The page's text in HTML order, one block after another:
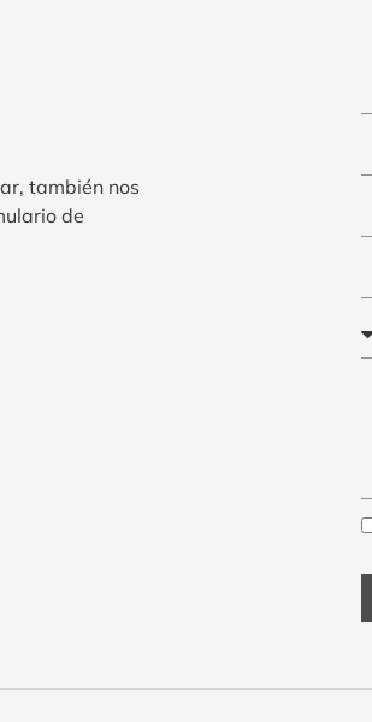
también nos
de